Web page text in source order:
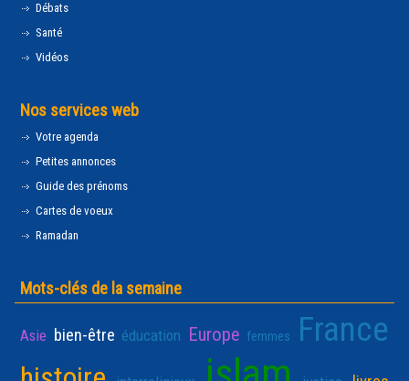
Débats
Santé
Vidéos
Nos services web
Votre agenda
Petites annonces
Guide des prénoms
Cartes de voeux
Ramadan
Mots-clés de la semaine
Asie bien-être éducation Europe femmes France